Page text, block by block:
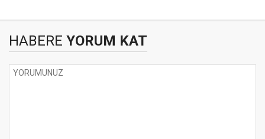
HABERE YORUM KAT